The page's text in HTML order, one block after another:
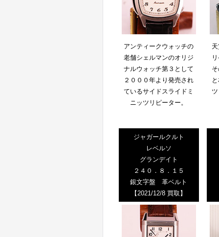
アンティークウォッチの
老舗シェルマンのオリジ
ナルウォッチ第３として
２０００年より発売され
ているサイドスライドミ
ニッツリピーター。
ジャガールクルト
レベルソ
グランデイト
２４０．８．１５
銀文字盤 革ベルト
【2021/12/8 買取】